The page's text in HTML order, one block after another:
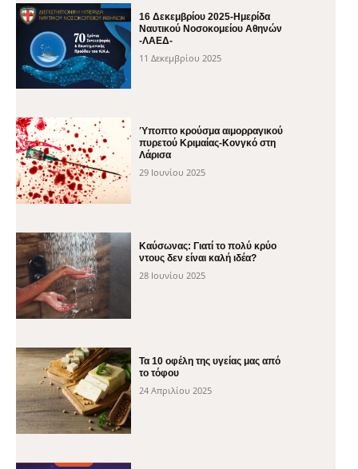
16 Δεκεμβρίου 2025-Ημερίδα
Ναυτικού Νοσοκομείου Αθηνών
-ΛΑΕΔ-
11 Δεκεμβρίου 2025
Ύποπτο κρούσμα αιμορραγικού
πυρετού Κριμαίας-Κονγκό στη
Λάρισα
29 Ιουνίου 2025
Καύσωνας: Γιατί το πολύ κρύο
ντους δεν είναι καλή ιδέα?
28 Ιουνίου 2025
Τα 10 οφέλη της υγείας μας από
το τόφου
24 Απριλίου 2025